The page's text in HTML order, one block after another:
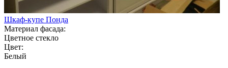
Шкаф-купе Понда
Материал фасада:
Цветное стекло
Цвет:
Белый